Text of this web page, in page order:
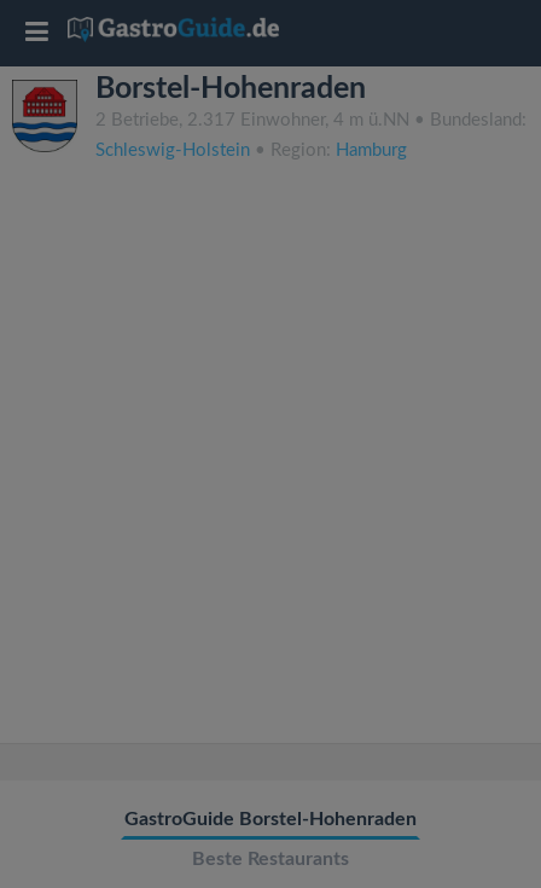
Borstel-Hohenraden
2 Betriebe, 2.317 Einwohner, 4 m ü.NN • Bundesland:
Schleswig-Holstein • Region: Hamburg
GastroGuide Borstel-Hohenraden
Beste Restaurants
T
o
g